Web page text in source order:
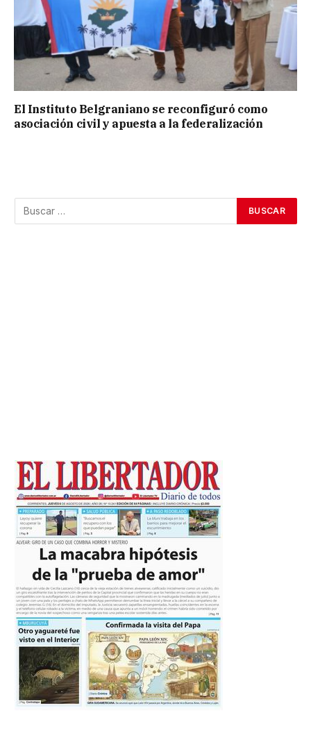
El Instituto Belgraniano se reconfiguró como
asociación civil y apuesta a la federalización